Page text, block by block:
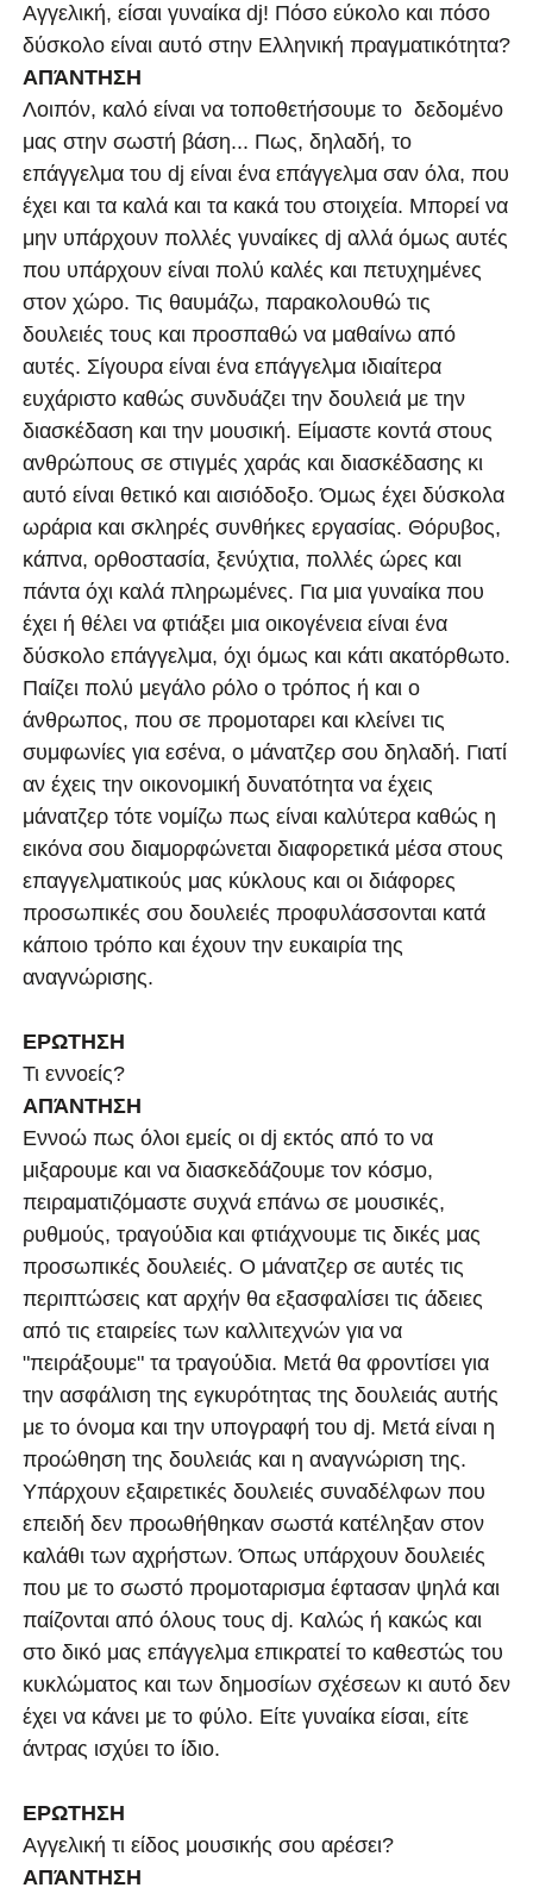
Αγγελική, είσαι γυναίκα dj! Πόσο εύκολο και πόσο
δύσκολο είναι αυτό στην Ελληνική πραγματικότητα?
ΑΠΆΝΤΗΣΗ
Λοιπόν, καλό είναι να τοποθετήσουμε το δεδομένο
μας στην σωστή βάση... Πως, δηλαδή, το
επάγγελμα του dj είναι ένα επάγγελμα σαν όλα, που
έχει και τα καλά και τα κακά του στοιχεία. Μπορεί να
μην υπάρχουν πολλές γυναίκες dj αλλά όμως αυτές
που υπάρχουν είναι πολύ καλές και πετυχημένες
στον χώρο. Τις θαυμάζω, παρακολουθώ τις
δουλειές τους και προσπαθώ να μαθαίνω από
αυτές. Σίγουρα είναι ένα επάγγελμα ιδιαίτερα
ευχάριστο καθώς συνδυάζει την δουλειά με την
διασκέδαση και την μουσική. Είμαστε κοντά στους
ανθρώπους σε στιγμές χαράς και διασκέδασης κι
αυτό είναι θετικό και αισιόδοξο. Όμως έχει δύσκολα
ωράρια και σκληρές συνθήκες εργασίας. Θόρυβος,
κάπνα, ορθοστασία, ξενύχτια, πολλές ώρες και
πάντα όχι καλά πληρωμένες. Για μια γυναίκα που
έχει ή θέλει να φτιάξει μια οικογένεια είναι ένα
δύσκολο επάγγελμα, όχι όμως και κάτι ακατόρθωτο.
Παίζει πολύ μεγάλο ρόλο ο τρόπος ή και ο
άνθρωπος, που σε προμοταρει και κλείνει τις
συμφωνίες για εσένα, ο μάνατζερ σου δηλαδή. Γιατί
αν έχεις την οικονομική δυνατότητα να έχεις
μάνατζερ τότε νομίζω πως είναι καλύτερα καθώς η
εικόνα σου διαμορφώνεται διαφορετικά μέσα στους
επαγγελματικούς μας κύκλους και οι διάφορες
προσωπικές σου δουλειές προφυλάσσονται κατά
κάποιο τρόπο και έχουν την ευκαιρία της
αναγνώρισης.
ΕΡΩΤΗΣΗ
Τι εννοείς?
ΑΠΆΝΤΗΣΗ
Εννοώ πως όλοι εμείς οι dj εκτός από το να
μιξαρουμε και να διασκεδάζουμε τον κόσμο,
πειραματιζόμαστε συχνά επάνω σε μουσικές,
ρυθμούς, τραγούδια και φτιάχνουμε τις δικές μας
προσωπικές δουλειές. Ο μάνατζερ σε αυτές τις
περιπτώσεις κατ αρχήν θα εξασφαλίσει τις άδειες
από τις εταιρείες των καλλιτεχνών για να
"πειράξουμε" τα τραγούδια. Μετά θα φροντίσει για
την ασφάλιση της εγκυρότητας της δουλειάς αυτής
με το όνομα και την υπογραφή του dj. Μετά είναι η
προώθηση της δουλειάς και η αναγνώριση της.
Υπάρχουν εξαιρετικές δουλειές συναδέλφων που
επειδή δεν προωθήθηκαν σωστά κατέληξαν στον
καλάθι των αχρήστων. Όπως υπάρχουν δουλειές
που με το σωστό προμοταρισμα έφτασαν ψηλά και
παίζονται από όλους τους dj. Καλώς ή κακώς και
στο δικό μας επάγγελμα επικρατεί το καθεστώς του
κυκλώματος και των δημοσίων σχέσεων κι αυτό δεν
έχει να κάνει με το φύλο. Είτε γυναίκα είσαι, είτε
άντρας ισχύει το ίδιο.
ΕΡΩΤΗΣΗ
Αγγελική τι είδος μουσικής σου αρέσει?
ΑΠΆΝΤΗΣΗ